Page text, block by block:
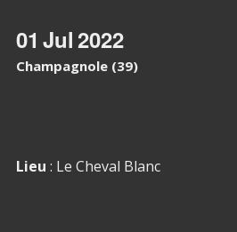
01 Jul2022
Champagnole (39)
Lieu : Le Cheval Blanc